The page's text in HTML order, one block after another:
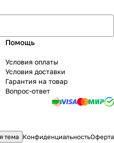
Помощь
Условия оплаты
Условия доставки
Гарантия на товар
Вопрос-ответ
тема КонфиденциальностьОферта